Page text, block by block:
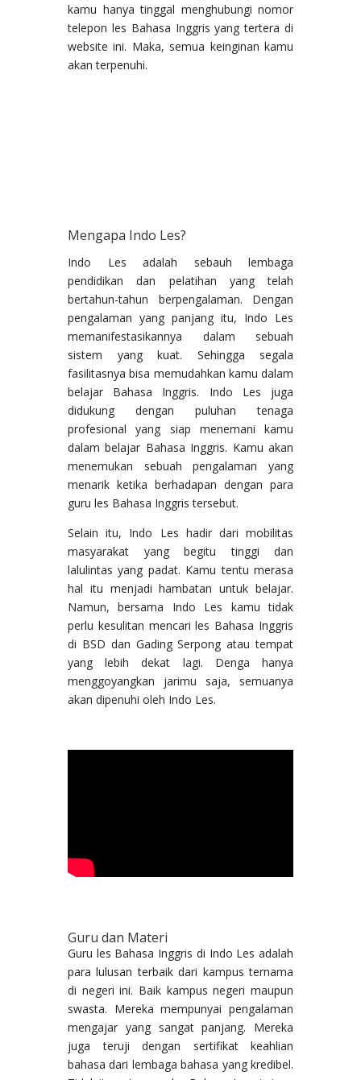
kamu hanya tinggal menghubungi nomor
telepon les Bahasa Inggris yang tertera di
website ini. Maka, semua keinginan kamu
akan terpenuhi.
Mengapa Indo Les?
Indo Les adalah sebauh lembaga
pendidikan dan pelatihan yang telah
bertahun-tahun berpengalaman. Dengan
pengalaman yang panjang itu, Indo Les
memanifestasikannya dalam sebuah
sistem yang kuat. Sehingga segala
fasilitasnya bisa memudahkan kamu dalam
belajar Bahasa Inggris. Indo Les juga
didukung dengan puluhan tenaga
profesional yang siap menemani kamu
dalam belajar Bahasa Inggris. Kamu akan
menemukan sebuah pengalaman yang
menarik ketika berhadapan dengan para
guru les Bahasa Inggris tersebut.
Selain itu, Indo Les hadir dari mobilitas
masyarakat yang begitu tinggi dan
lalulintas yang padat. Kamu tentu merasa
hal itu menjadi hambatan untuk belajar.
Namun, bersama Indo Les kamu tidak
perlu kesulitan mencari les Bahasa Inggris
di BSD dan Gading Serpong atau tempat
yang lebih dekat lagi. Denga hanya
menggoyangkan jarimu saja, semuanya
akan dipenuhi oleh Indo Les.
Guru dan Materi
Guru les Bahasa Inggris di Indo Les adalah
para lulusan terbaik dari kampus ternama
di negeri ini. Baik kampus negeri maupun
swasta. Mereka mempunyai pengalaman
mengajar yang sangat panjang. Mereka
juga teruji dengan sertifikat keahlian
bahasa dari lembaga bahasa yang kredibel.